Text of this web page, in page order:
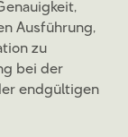
Ausführung,
zu
bei der
endgültigen